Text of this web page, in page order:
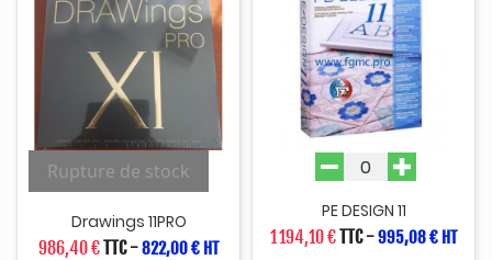
Rupture de stock
Drawings 11PRO
986,40 €TTC-822,00 € HT
PE DESIGN 11
1 194,10 €TTC-995,08 € HT